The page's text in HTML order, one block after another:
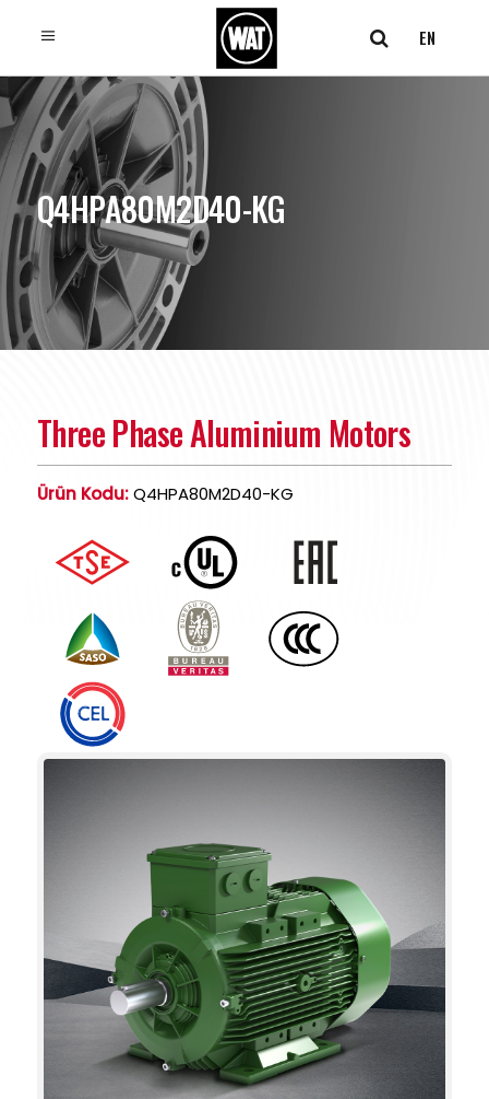
EN
Q4HPA80M2D40-KG
Three Phase Aluminium Motors
Ürün Kodu:Q4HPA80M2D40-KG